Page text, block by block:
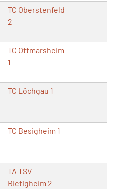
TC Oberstenfeld
2
TC Ottmarsheim
1
TC Löchgau 1
TC Besigheim 1
TA TSV
Bietigheim 2